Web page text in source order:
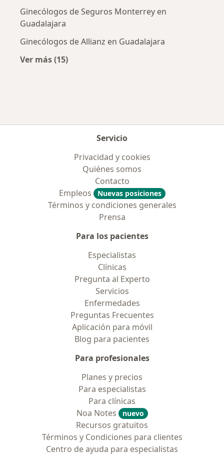
Ginecólogos de Seguros Monterrey en
Guadalajara
Ginecólogos de Allianz en Guadalajara
Ver más (15)
Servicio
Privacidad y cookies
Quiénes somos
Contacto
Empleos
Nuevas posiciones
Términos y condiciones generales
Prensa
Para los pacientes
Especialistas
Clínicas
Pregunta al Experto
Servicios
Enfermedades
Preguntas Frecuentes
Aplicación para móvil
Blog para pacientes
Para profesionales
Planes y precios
Para especialistas
Para clínicas
Noa Notes
nuevo
Recursos gratuitos
Términos y Condiciones para clientes
Centro de ayuda para especialistas